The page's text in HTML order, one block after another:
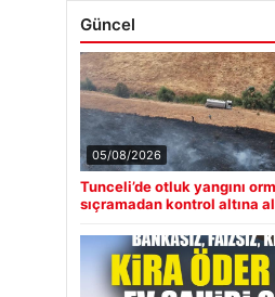
Güncel
05/08/2026
Tunceli’de otluk yangını
sıçramadan kontrol altına